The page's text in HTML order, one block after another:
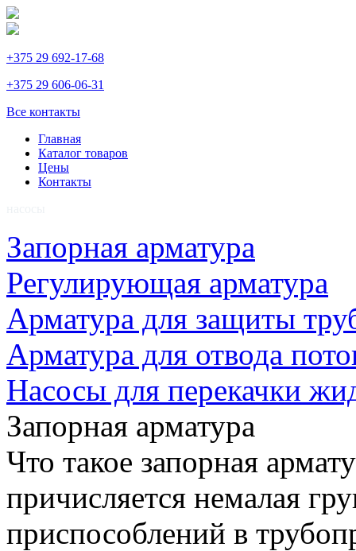
+375 29 692-17-68
+375 29 606-06-31
Все контакты
Главная
Каталог товаров
Цены
Контакты
Запорная арматура
Регулирующая арматура
Арматура для защиты
Арматура для отвода
Насосы для перекачки
Запорная арматура
Что такое запорная
причисляется немалая
приспособлений в